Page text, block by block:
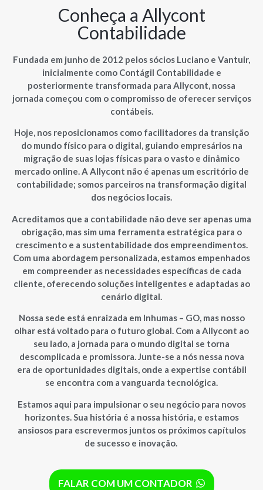
Conheça a Allycont
Contabilidade
Fundada em junho de 2012 pelos sócios Luciano e Vantuir,
inicialmente como Contágil Contabilidade e
posteriormente transformada para Allycont, nossa
jornada começou com o compromisso de oferecer serviços
contábeis.
Hoje, nos reposicionamos como facilitadores da transição
do mundo físico para o digital, guiando empresários na
migração de suas lojas físicas para o vasto e dinâmico
mercado online. A Allycont não é apenas um escritório de
contabilidade; somos parceiros na transformação digital
dos negócios locais.
Acreditamos que a contabilidade não deve ser apenas uma
obrigação, mas sim uma ferramenta estratégica para o
crescimento e a sustentabilidade dos empreendimentos.
Com uma abordagem personalizada, estamos empenhados
em compreender as necessidades específicas de cada
cliente, oferecendo soluções inteligentes e adaptadas ao
cenário digital.
Nossa sede está enraizada em Inhumas – GO, mas nosso
olhar está voltado para o futuro global. Com a Allycont ao
seu lado, a jornada para o mundo digital se torna
descomplicada e promissora. Junte-se a nós nessa nova
era de oportunidades digitais, onde a expertise contábil
se encontra com a vanguarda tecnológica.
Estamos aqui para impulsionar o seu negócio para novos
horizontes. Sua história é a nossa história, e estamos
ansiosos para escrevermos juntos os próximos capítulos
de sucesso e inovação.
FALAR COM UM CONTADOR